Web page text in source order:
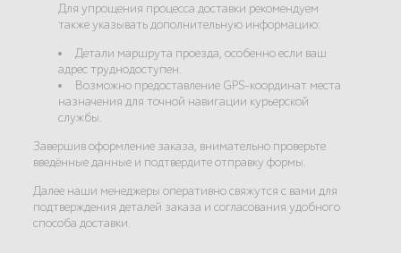
Для упрощения процесса доставки рекомендуем
также указывать дополнительную информацию:
Детали маршрута проезда, особенно если ваш
адрес труднодоступен.
Возможно предоставление GPS-координат места
назначения для точной навигации курьерской
службы.
Завершив оформление заказа, внимательно проверьте
введённые данные и подтвердите отправку формы.
Далее наши менеджеры оперативно свяжутся с вами для
подтверждения деталей заказа и согласования удобного
способа доставки.